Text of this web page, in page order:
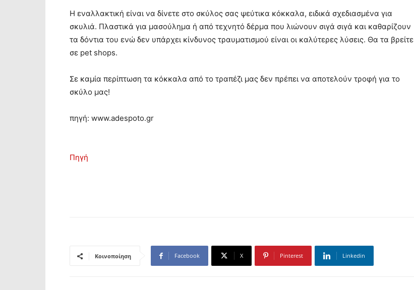
Η εναλλακτική είναι να δίνετε στο σκύλος σας ψεύτικα κόκκαλα, ειδικά σχεδιασμένα για
σκυλιά. Πλαστικά για μασούλημα ή από τεχνητό δέρμα που λιώνουν σιγά σιγά και καθαρίζουν
τα δόντια του ενώ δεν υπάρχει κίνδυνος τραυματισμού είναι οι καλύτερες λύσεις. Θα τα βρείτε
σε pet shops.
Σε καμία περίπτωση τα κόκκαλα από το τραπέζι μας δεν πρέπει να αποτελούν τροφή για το
σκύλο μας!
πηγή: www.adespoto.gr
Πηγή
Κοινοποίηση Facebook X Pinterest Linkedin